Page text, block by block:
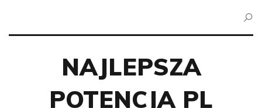
NAJLEPSZA
POTENCJA PL